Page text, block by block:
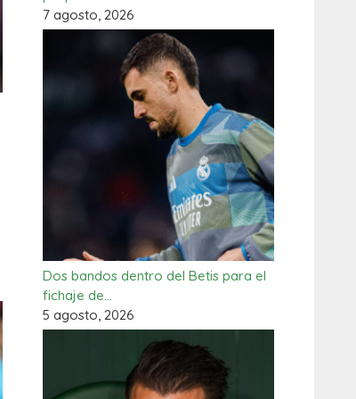
7 agosto, 2026
Dos bandos dentro del Betis para el
fichaje de…
5 agosto, 2026